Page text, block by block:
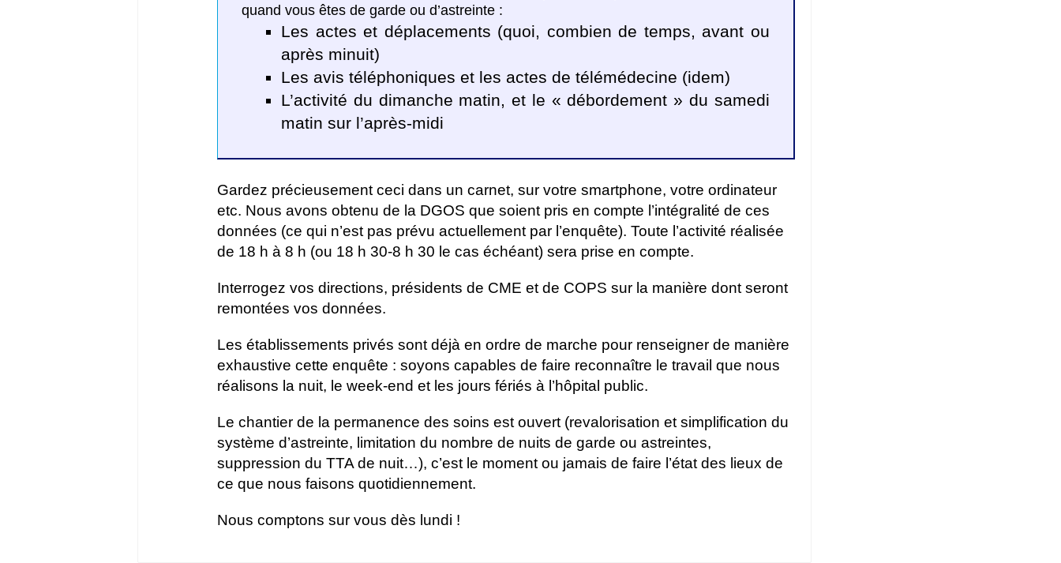
quand vous êtes de garde ou d’astreinte :
Les actes et déplacements (quoi, combien de temps, avant ou
après minuit)
Les avis téléphoniques et les actes de télémédecine (idem)
L’activité du dimanche matin, et le « débordement » du samedi
matin sur l’après-midi
Gardez précieusement ceci dans un carnet, sur votre smartphone, votre ordinateur
etc. Nous avons obtenu de la DGOS que soient pris en compte l’intégralité de ces
données (ce qui n’est pas prévu actuellement par l’enquête). Toute l’activité réalisée
de 18 h à 8 h (ou 18 h 30-8 h 30 le cas échéant) sera prise en compte.
Interrogez vos directions, présidents de CME et de COPS sur la manière dont seront
remontées vos données.
Les établissements privés sont déjà en ordre de marche pour renseigner de manière
exhaustive cette enquête : soyons capables de faire reconnaître le travail que nous
réalisons la nuit, le week-end et les jours fériés à l’hôpital public.
Le chantier de la permanence des soins est ouvert (revalorisation et simplification du
système d’astreinte, limitation du nombre de nuits de garde ou astreintes,
suppression du TTA de nuit…), c’est le moment ou jamais de faire l’état des lieux de
ce que nous faisons quotidiennement.
Nous comptons sur vous dès lundi !